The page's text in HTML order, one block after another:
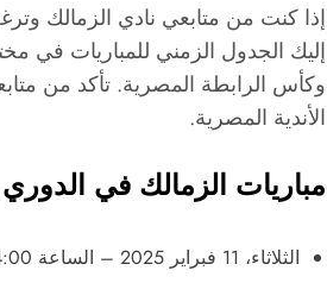
إذا كنت من متابعي نادي الزمالك
إليك الجدول الزمني للمباريات في
وكأس الرابطة المصرية. تأكد من
الأندية المصرية.
مباريات الزمالك في
الثلاثاء، 11 فبراير 2025 – الساعة 4:00 مساءً | الزمالك × فاركو